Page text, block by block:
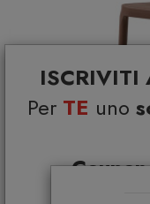
ISCRIVITI
Per TE uno